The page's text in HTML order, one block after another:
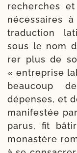
recher­ches
néces­saires
tra­duc­tion
sous le nom
rer plus de
« entre­prise
beau­coup
dépenses, et
mani­fes­tée
parus, fit
monas­tère